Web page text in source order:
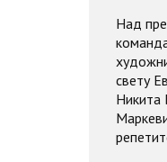
Над
свету
Никита